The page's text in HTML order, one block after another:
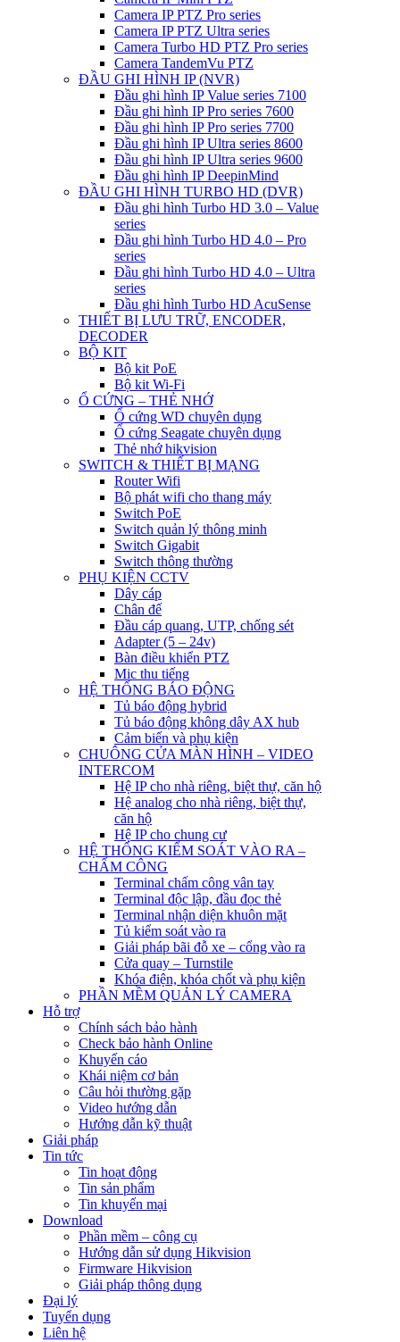
Camera IP PTZ Pro series
Camera IP PTZ Ultra series
Camera Turbo HD PTZ Pro series
Camera TandemVu PTZ
ĐẦU GHI HÌNH IP (NVR)
Đầu ghi hình IP Value series 7100
Đầu ghi hình IP Pro series 7600
Đầu ghi hình IP Pro series 7700
Đầu ghi hình IP Ultra series 8600
Đầu ghi hình IP Ultra series 9600
Đầu ghi hình IP DeepinMind
ĐẦU GHI HÌNH TURBO HD (DVR)
Đầu ghi hình Turbo HD 3.0 – Value
series
Đầu ghi hình Turbo HD 4.0 – Pro
series
Đầu ghi hình Turbo HD 4.0 – Ultra
series
Đầu ghi hình Turbo HD AcuSense
THIẾT BỊ LƯU TRỮ, ENCODER,
DECODER
BỘ KIT
Bộ kit PoE
Bộ kit Wi-Fi
Ổ CỨNG – THẺ NHỚ
Ổ cứng WD chuyên dụng
Ổ cứng Seagate chuyên dụng
Thẻ nhớ hikvision
SWITCH & THIẾT BỊ MẠNG
Router Wifi
Bộ phát wifi cho thang máy
Switch PoE
Switch quản lý thông minh
Switch Gigabit
Switch thông thường
PHỤ KIỆN CCTV
Dây cáp
Chân đế
Đầu cáp quang, UTP, chống sét
Adapter (5 – 24v)
Bàn điều khiển PTZ
Mic thu tiếng
HỆ THỐNG BÁO ĐỘNG
Tủ báo động hybrid
Tủ báo động không dây AX hub
Cảm biến và phụ kiện
CHUÔNG CỬA MÀN HÌNH – VIDEO
INTERCOM
Hệ IP cho nhà riêng, biệt thự, căn hộ
Hệ analog cho nhà riêng, biệt thự,
căn hộ
Hệ IP cho chung cư
HỆ THỐNG KIỂM SOÁT VÀO RA –
CHẤM CÔNG
Terminal chấm công vân tay
Terminal độc lập, đầu đọc thẻ
Terminal nhận diện khuôn mặt
Tủ kiểm soát vào ra
Giải pháp bãi đỗ xe – cổng vào ra
Cửa quay – Turnstile
Khóa điện, khóa chốt và phụ kiện
PHẦN MỀM QUẢN LÝ CAMERA
Hỗ trợ
Chính sách bảo hành
Check bảo hành Online
Khuyến cáo
Khái niệm cơ bản
Câu hỏi thường gặp
Video hướng dẫn
Hướng dẫn kỹ thuật
Giải pháp
Tin tức
Tin hoạt động
Tin sản phẩm
Tin khuyến mại
Download
Phần mềm – công cụ
Hướng dẫn sử dụng Hikvision
Firmware Hikvision
Giải pháp thông dụng
Đại lý
Tuyển dụng
Liên hệ